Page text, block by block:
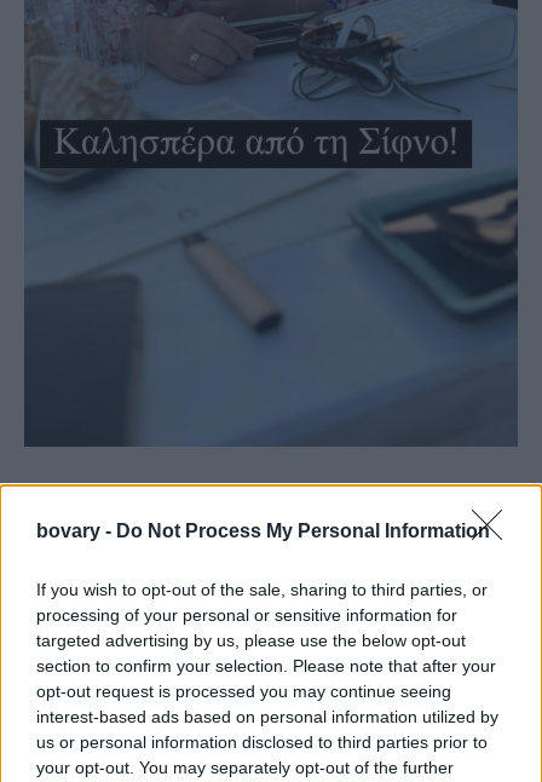
bovary - Do Not Process My Personal Information
If you wish to opt-out of the sale, sharing to third parties, or
processing of your personal or sensitive information for
targeted advertising by us, please use the below opt-out
section to confirm your selection. Please note that after your
opt-out request is processed you may continue seeing
interest-based ads based on personal information utilized by
us or personal information disclosed to third parties prior to
your opt-out. You may separately opt-out of the further